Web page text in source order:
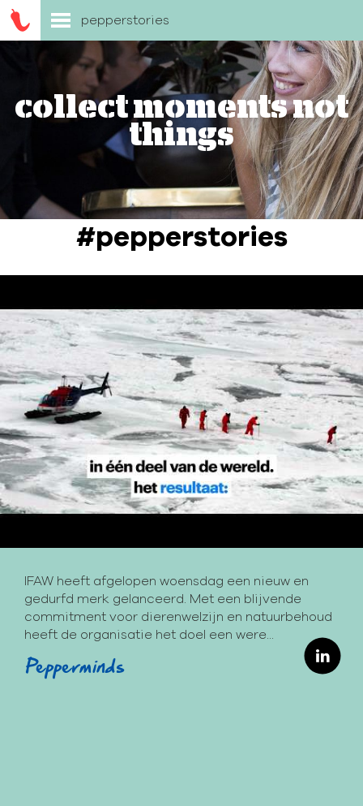
pepperstories
collect moments not
things
#pepperstories
IFAW heeft afgelopen woensdag een nieuw en
gedurfd merk gelanceerd. Met een blijvende
commitment voor dierenwelzijn en natuurbehoud
heeft de organisatie het doel een were...
Pepperminds